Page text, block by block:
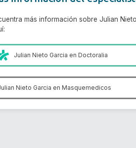
más información sobre Julian
Julian Nieto Garcia enDoctoralia
Nieto Garcia en Masquemedicos